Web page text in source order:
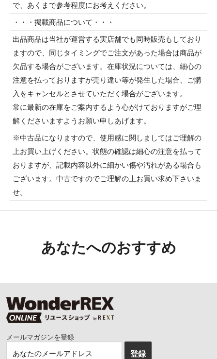
で、あくまで参考程度にお考えください。
・・・掲載商品について・・・
出品商品は当社が運営する実店舗でも同時販売もしており
ますので、同じタイミングでご注文があった場合は商品が
欠品する場合がございます。在庫状況については、細心の
注意を払っておりますが売り違い等が発生した場合、ご購
入をキャンセルとさせていただく場合がございます。
常に最新の在庫をご案内するよう心がけておりますがご理
解くださいますようお願い申しあげます。
※中古品になりますので、使用感に関しましてはご理解の
上お買い上げください。状態の確認は細心の注意を払って
おりますが、記載内容以外に細かい傷や汚れがある場合も
ございます。中古ですのでご理解の上お買い求め下さいま
せ。
あなたへのおすすめ
メールマガジンを登録
あなたのメールアドレス 登録